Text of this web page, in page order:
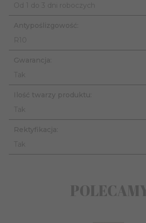
Od 1 do 3 dni roboczych
Antypoślizgowość:
R10
Gwarancja:
Tak
Ilość twarzy produktu:
Tak
Rektyfikacja:
Tak
POLECAMY